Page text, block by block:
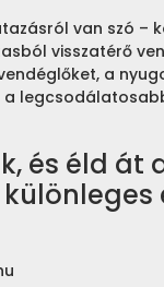
van szó –
visszatérő
a
és éld át